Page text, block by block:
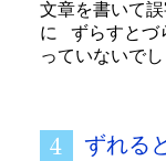
文章を書いて
に ずらすとづ
っていないで
ずれる